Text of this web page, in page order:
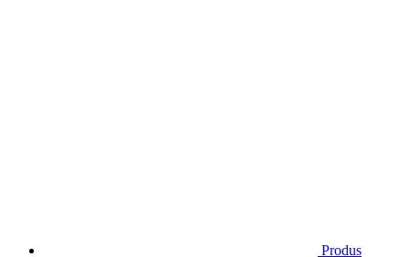
Produs